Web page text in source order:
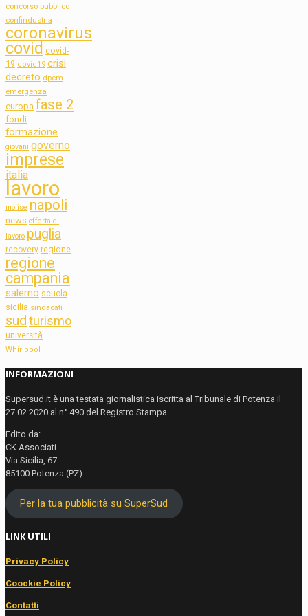
concorso pubblico
confindustria
coronavirus
covid covid-
19 covid19 crisi
decreto dpcm
emergenza
europa fase 2
fondi
formazione
giovani governo
imprese
italia
lavoro
molise napoli
news offerta di
lavoro puglia
recovery regione
regione
campania
salerno scuola
sicilia sindacati
sudturismo
università
Whirlpool
INFORMAZIONI
Supersud.it è una testata giornalistica iscritta al Tribunale di Potenza il
27.02.2020 al n° 490 del Registro Stampa.
Edito da:
CK Associati
Via Sicilia, 67
85100 Potenza (PZ)
Per la tua pubblicità su SuperSud
LINK UTILI
Privacy Policy
Coockie Policy
Contatti